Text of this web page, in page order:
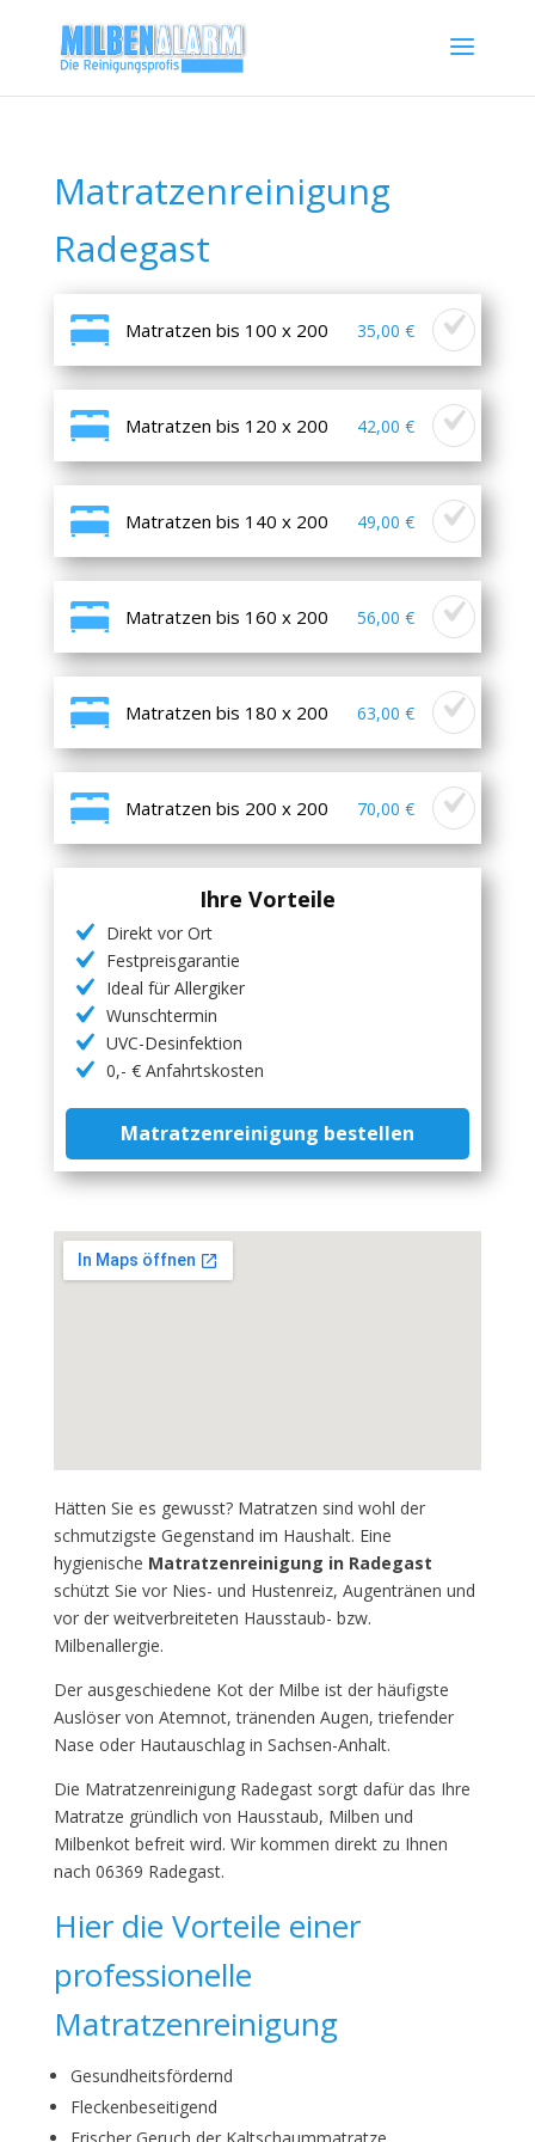
Matratzenreinigung
Radegast
Matratzen bis 100 x 200 35,00 €
Matratzen bis 120 x 200 42,00 €
Matratzen bis 140 x 200 49,00 €
Matratzen bis 160 x 200 56,00 €
Matratzen bis 180 x 200 63,00 €
Matratzen bis 200 x 200 70,00 €
Ihre Vorteile
Direkt vor Ort
Festpreisgarantie
Ideal für Allergiker
Wunschtermin
UVC-Desinfektion
0,- € Anfahrtskosten
Matratzenreinigung bestellen
Hätten Sie es gewusst? Matratzen sind wohl der
schmutzigste Gegenstand im Haushalt. Eine
hygienische Matratzenreinigung in Radegast
schützt Sie vor Nies- und Hustenreiz, Augentränen und
vor der weitverbreiteten Hausstaub- bzw.
Milbenallergie.
Der ausgeschiedene Kot der Milbe ist der häufigste
Auslöser von Atemnot, tränenden Augen, triefender
Nase oder Hautauschlag in Sachsen-Anhalt.
Die Matratzenreinigung Radegast sorgt dafür das Ihre
Matratze gründlich von Hausstaub, Milben und
Milbenkot befreit wird. Wir kommen direkt zu Ihnen
nach 06369 Radegast.
Hier die Vorteile einer
professionelle
Matratzenreinigung
Gesundheitsfördernd
Fleckenbeseitigend